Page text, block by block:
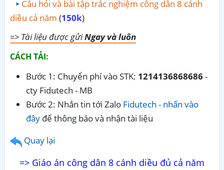
Câu hỏi và bài tập trắc nghiệm công dân 8 cánh
diều cả năm (150k)
=> Tài liệu được gửiNgay và luôn
CÁCH TẢI:
Bước 1: Chuyển phí vào STK: 1214136868686-
cty Fidutech - MB
Bước 2: Nhắn tin tới Zalo Fidutech - nhấn vào
đây để thông báo và nhận tài liệu
Quay lại
=> Giáo án công dân 8 cánh diều đủ cả năm